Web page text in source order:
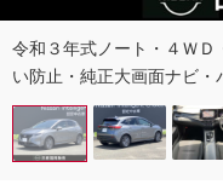
令和３年式ノート・４ＷＤ
い防止・純正大画面ナビ・